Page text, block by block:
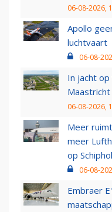
06-08-2026,
Apollo
luchtvaart
06-08-
In jacht
Maastricht
06-08-2026,
Meer
meer
op Schiphol
06-08-
Embraer